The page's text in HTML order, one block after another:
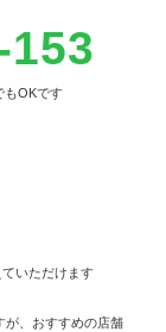
153
もOKです
ていただけます
が、おすすめの店舗